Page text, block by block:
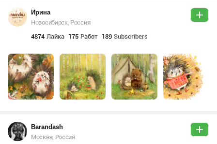
Ирина
Новосибирск, Россия
4874 Лайка 175 Работ 189 Subscribers
Barandash
Москва, Россия